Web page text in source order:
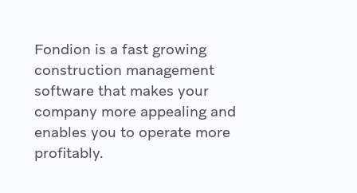
Fondion is a fast growing
construction management
software that makes your
company more appealing and
enables you to operate more
profitably.